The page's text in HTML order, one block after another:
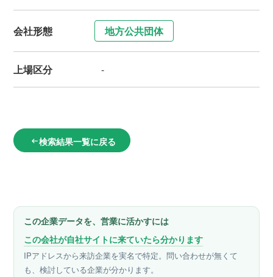
会社形態 地方公共団体
上場区分 -
arrow_left_alt検索結果一覧に戻る
この企業データを、営業に活かすには
この会社が自社サイトに来ていたら分かります
IPアドレスから来訪企業を実名で特定。問い合わせが無くて
も、検討している企業が分かります。